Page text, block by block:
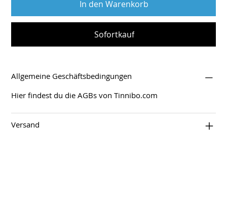
In den Warenkorb
Sofortkauf
Allgemeine Geschäftsbedingungen
Hier findest du dieAGBsvon Tinnibo.com
Versand